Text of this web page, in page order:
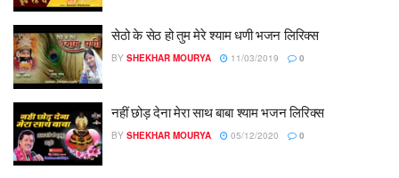
सेठो के सेठ हो तुम मेरे श्याम धणी भजन लिरिक्स
BY SHEKHAR MOURYA 11/03/2019 0
नहीं छोड़ देना मेरा साथ बाबा श्याम भजन लिरिक्स
BY SHEKHAR MOURYA 05/12/2020 0